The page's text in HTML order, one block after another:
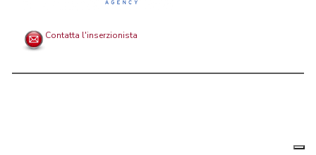
Contatta l'inserzionista